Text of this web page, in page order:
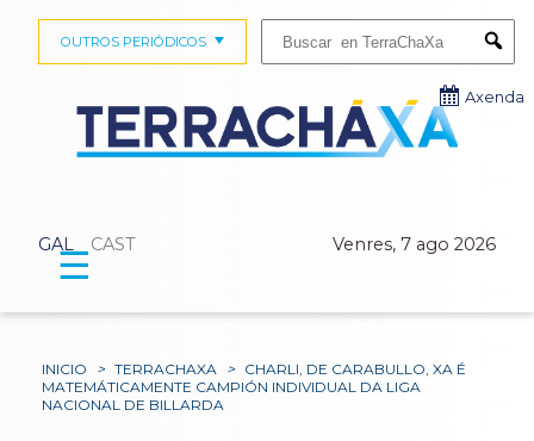
GAL CAST Venres, 7 ago 2026
OUTROS PERIÓDICOS
Axenda
☰
INICIO > TERRACHAXA > CHARLI, DE CARABULLO, XA É
MATEMÁTICAMENTE CAMPIÓN INDIVIDUAL DA LIGA
NACIONAL DE BILLARDA